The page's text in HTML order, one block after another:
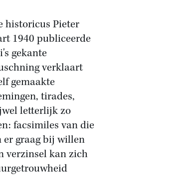
historicus Pieter
1940 publiceerde
gekante
verklaart
gemaakte
tirades,
letterlijk zo
facsimiles van die
er graag bij willen
verzinsel kan zich